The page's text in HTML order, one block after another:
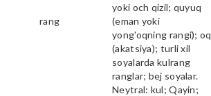
rang
yoki och qizil; quyuq
(eman yoki
yong'oqning rangi); oq
(akatsiya); turli xil
soyalarda kulrang
ranglar; bej soyalar.
Neytral: kul; Qayin;